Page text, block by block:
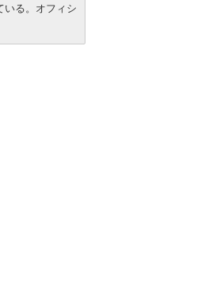
いる。オフィシ